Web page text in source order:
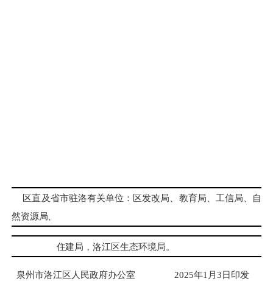
区直及省市驻洛有关单位：区发改局、教育局、工信局、自
然资源局、
住建局，洛江区生态环境局。
泉州市洛江区人民政府办公室 2025年1月3日印发